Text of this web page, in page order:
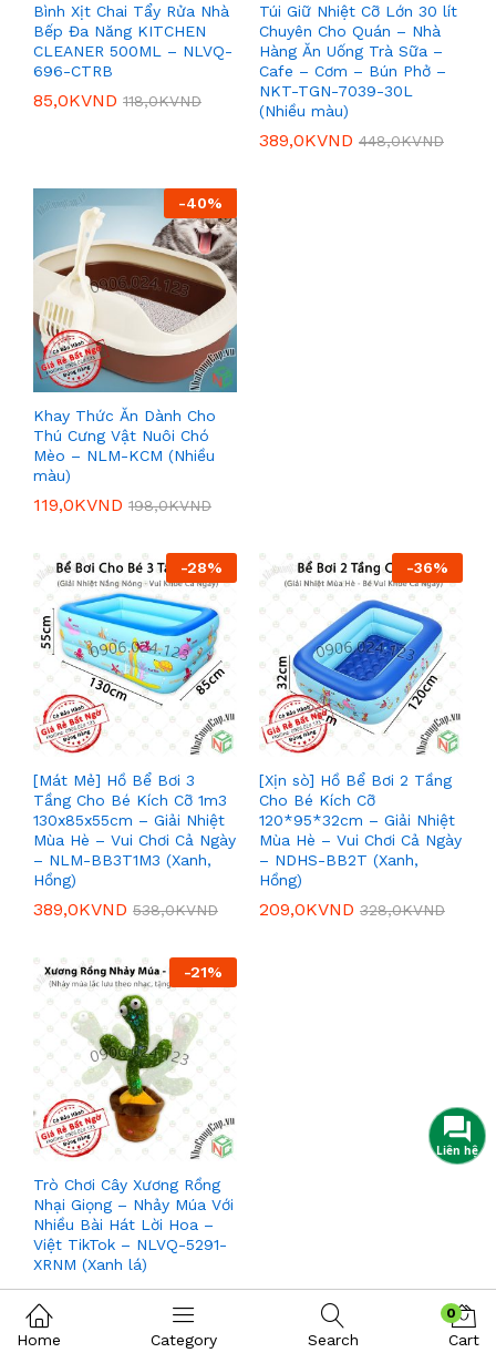
Bình Xịt Chai Tẩy Rửa Nhà
Bếp Đa Năng KITCHEN
CLEANER 500ML – NLVQ-
696-CTRB
85,0KVND 118,0KVND
Túi Giữ Nhiệt Cỡ Lớn 30 lít
Chuyên Cho Quán – Nhà
Hàng Ăn Uống Trà Sữa –
Cafe – Cơm – Bún Phở –
NKT-TGN-7039-30L
(Nhiều màu)
389,0KVND 448,0KVND
-40%
Khay Thức Ăn Dành Cho
Thú Cưng Vật Nuôi Chó
Mèo – NLM-KCM (Nhiều
màu)
119,0KVND 198,0KVND
-28%
[Mát Mẻ] Hồ Bể Bơi 3
Tầng Cho Bé Kích Cỡ 1m3
130x85x55cm – Giải Nhiệt
Mùa Hè – Vui Chơi Cả Ngày
– NLM-BB3T1M3 (Xanh,
Hồng)
389,0KVND 538,0KVND
-36%
[Xịn sò] Hồ Bể Bơi 2 Tầng
Cho Bé Kích Cỡ
120*95*32cm – Giải Nhiệt
Mùa Hè – Vui Chơi Cả Ngày
– NDHS-BB2T (Xanh,
Hồng)
209,0KVND 328,0KVND
-21%
Trò Chơi Cây Xương Rồng
Nhại Giọng – Nhảy Múa Với
Nhiều Bài Hát Lời Hoa –
Việt TikTok – NLVQ-5291-
XRNM (Xanh lá)
189,0KVND 238,0KVND
Home Category Search
0
Cart